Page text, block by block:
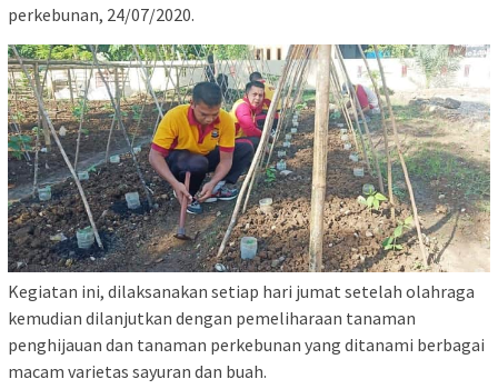
perkebunan, 24/07/2020.
Kegiatan ini, dilaksanakan setiap hari jumat setelah olahraga
kemudian dilanjutkan dengan pemeliharaan tanaman
penghijauan dan tanaman perkebunan yang ditanami berbagai
macam varietas sayuran dan buah.